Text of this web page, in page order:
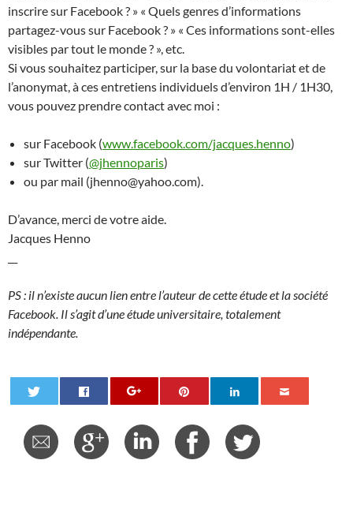
inscrire sur Facebook ? » « Quels genres d’informations
partagez-vous sur Facebook ? » « Ces informations sont-elles
visibles par tout le monde ? », etc.
Si vous souhaitez participer, sur la base du volontariat et de
l’anonymat, à ces entretiens individuels d’environ 1H / 1H30,
vous pouvez prendre contact avec moi :
sur Facebook (www.facebook.com/jacques.henno)
sur Twitter (@jhennoparis)
ou par mail (jhenno@yahoo.com).
D’avance, merci de votre aide.
Jacques Henno
PS : il n’existe aucun lien entre l’auteur de cette étude et la société
Facebook. Il s’agit d’une étude universitaire, totalement
indépendante.